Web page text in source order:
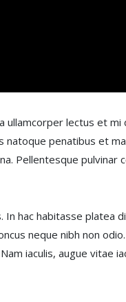
lectus et mi
natoque penatibus et
Pellentesque pulvinar
hac habitasse platea
neque nibh non
iaculis, augue vitae